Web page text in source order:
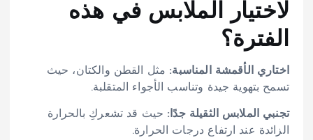
لاختيار الملابس في هذه
الفترة؟
اختاري الأقمشة المناسبة:مثل القطن والكتان، حيث
تسمح بتهوية جيدة وتناسب الأجواء المتقلبة.
تجنبي الملابس الثقيلة جدًا: حيث قد تشعركِ بالحرارة
الزائدة عند ارتفاع درجات الحرارة.